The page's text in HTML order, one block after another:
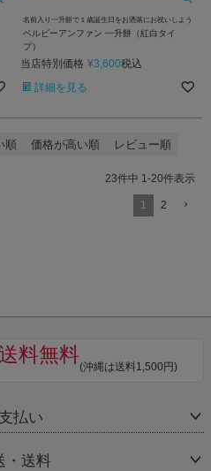
名前入り一升餅で１歳誕生日をお洒落にお祝いしよう
ベルビーアンファン 一升餅（紅白タイ
プ）
当店特別価格 ¥3,600税込
詳細を見る
順 価格が高い順 レビュー順
23件中 1-20件表示
1 2
料無料
(沖縄は送料1,500円)
払い
・送料